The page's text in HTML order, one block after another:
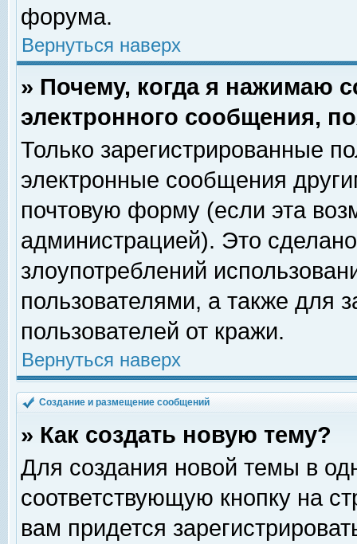
форума.
Вернуться наверх
» Почему, когда я нажимаю
электронного сообщения,
Только зарегистрированные
электронные сообщения
почтовую форму (если эта
администрацией). Это
злоупотреблений
пользователями, а также для
пользователей от кражи.
Вернуться наверх
Создание и размещение сообщений
» Как создать новую тему?
Для создания новой темы в
соответствующую кнопку на
вам придется